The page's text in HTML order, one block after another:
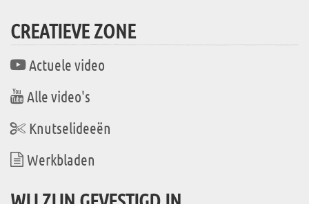
CREATIEVE ZONE
Actuele video
Alle video's
Knutselideeën
Werkbladen